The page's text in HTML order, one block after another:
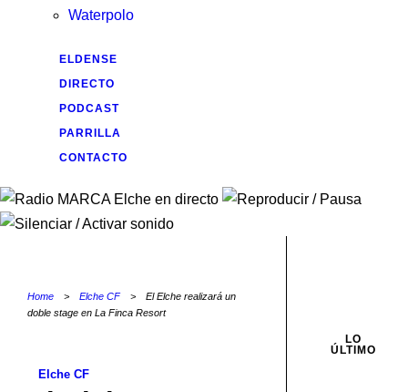
Waterpolo
ELDENSE
DIRECTO
PODCAST
PARRILLA
CONTACTO
Home > Elche CF >
El Elche realizará un
doble stage en La Finca Resort
Elche CF
LO
ÚLTIMO